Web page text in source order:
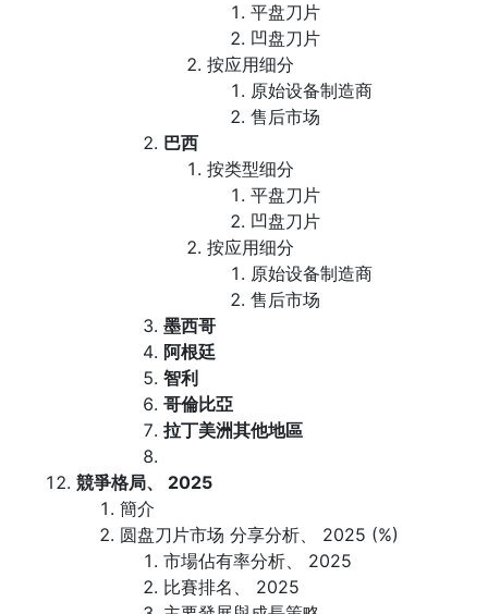
平盘刀片
凹盘刀片
按应用细分
原始设备制造商
售后市场
巴西
按类型细分
平盘刀片
凹盘刀片
按应用细分
原始设备制造商
售后市场
墨西哥
阿根廷
智利
哥倫比亞
拉丁美洲其他地區
競爭格局、 2025
簡介
圆盘刀片市场 分享分析、 2025 (%)
市場佔有率分析、 2025
比賽排名、 2025